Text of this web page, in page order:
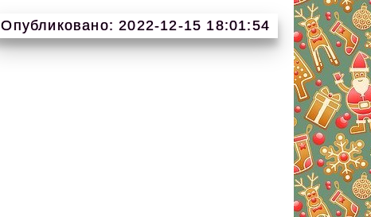
Опубликовано: 2022-12-15 18:01:54